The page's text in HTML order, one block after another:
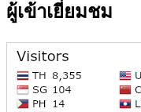
ผู้เข้าเยี่ยมชม